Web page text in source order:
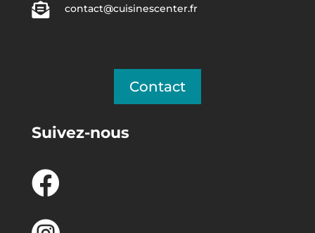
 contact@cuisinescenter.fr
Contact
Suivez-nous
